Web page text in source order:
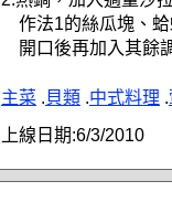
作法1的絲瓜塊、
開口後再加入其餘
主菜 .貝類 .中式料理 .
上線日期:6/3/2010